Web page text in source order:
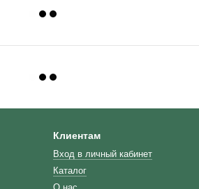
Клиентам
Вход в личный кабинет
Каталог